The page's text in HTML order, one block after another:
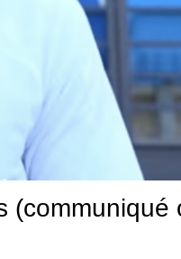
(communiqué